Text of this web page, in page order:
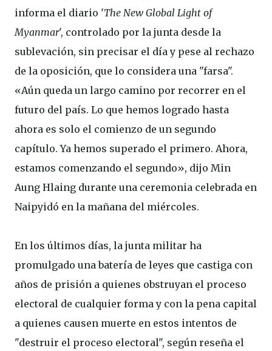
informa el diario 'The New Global Light of
Myanmar', controlado por la junta desde la
sublevación, sin precisar el día y pese al rechazo
de la oposición, que lo considera una "farsa".
«Aún queda un largo camino por recorrer en el
futuro del país. Lo que hemos logrado hasta
ahora es solo el comienzo de un segundo
capítulo. Ya hemos superado el primero. Ahora,
estamos comenzando el segundo», dijo Min
Aung Hlaing durante una ceremonia celebrada en
Naipyidó en la mañana del miércoles.
En los últimos días, la junta militar ha
promulgado una batería de leyes que castiga con
años de prisión a quienes obstruyan el proceso
electoral de cualquier forma y con la pena capital
a quienes causen muerte en estos intentos de
"destruir el proceso electoral", según reseña el